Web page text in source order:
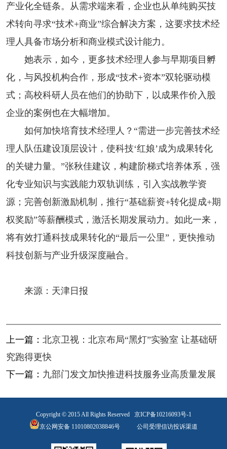
产业化全链条。从需求端来看，企业也从单纯购买技
术转向寻求“技术+商业”综合解决方案，这要求技术经
理人具备市场分析和商业模式设计能力。
她表示，如今，更多技术经理人参与早期项目孵
化，与风投机构合作，形成“技术+资本”双轮驱动模
式；高校科研人员在他们的协助下，以成果作价入股
企业的案例也在大幅增加。
如何加快培育技术经理人？“需进一步完善技术经
理人队伍建设顶层设计，使科技‘红娘’成为成果转化
的关键力量。”张秋佳建议，构建阶梯式培养体系，强
化专业知识与实践能力双轨训练，引入实战教学资
源；完善创新激励机制，推行“基础薪资+转化提成+期
权奖励”等薪酬模式，激活长期发展动力。如此一来，
将有效打通科技成果转化的“最后一公里”，更快推动
科技创新与产业升级深度融合。
来源：天津日报
上一篇： 北京卫视：北京布局“黑灯”实验室 让基础研
究跑得更快
下一篇： 九部门发文加快推进科技服务业高质量发展
Copyright © 2015 All Rights Reserved
京ICP备10216093号-1
京公网安备 11010802038846号
公司受理信访投诉渠道